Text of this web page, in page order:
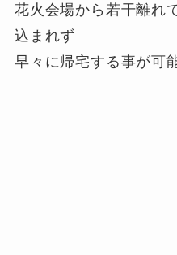
花火会場から若干離れ
込まれず
早々に帰宅する事が可